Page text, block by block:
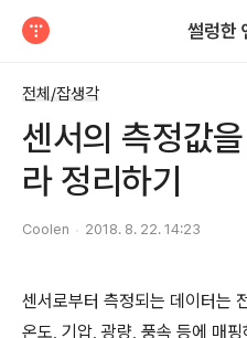
썰렁한
전체/잡생각
센서의 측정값
라 정리하기
Coolen 2018. 8. 22. 14:23
센서로부터 측정되는 데이터는
온도, 기압, 광량, 풍속 등에 매